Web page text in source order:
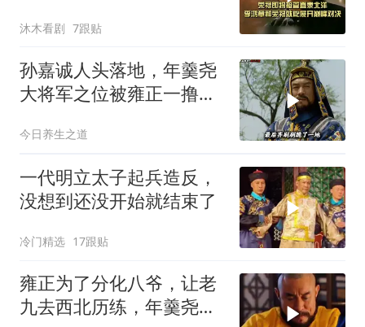
沐木看剧 7跟贴
孙嘉诚人头落地，年羹尧
大将军之位被雍正一撸到
今日养生之道
一代明立太子起兵造反，
没想到还没开始就结束了
冷门精选 17跟贴
雍正为了分化八爷，让老
九去西北历练，年羹尧初